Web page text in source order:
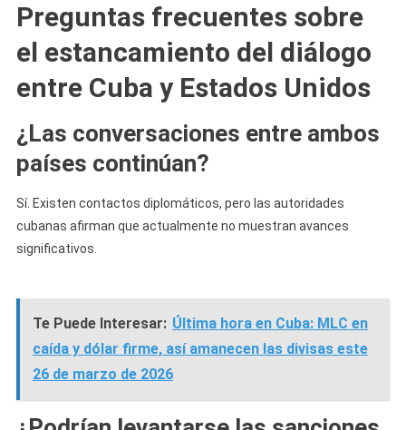
Preguntas frecuentes sobre
el estancamiento del diálogo
entre Cuba y Estados Unidos
¿Las conversaciones entre ambos
países continúan?
Sí. Existen contactos diplomáticos, pero las autoridades
cubanas afirman que actualmente no muestran avances
significativos.
Te Puede Interesar: Última hora en Cuba: MLC en
caída y dólar firme, así amanecen las divisas este
26 de marzo de 2026